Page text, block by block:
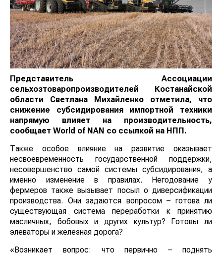
Представитель Ассоциации
сельхозтоваропроизводителей Костанайской
области Светлана Михайленко отметила, что
снижение субсидирования импортной техники
напрямую влияет на производительность,
сообщает World of NANсо ссылкой на НПП.
Также особое влияние на развитие оказывает
несвоевременность государственной поддержки,
несовершенство самой системы субсидирования, а
именно изменение в правилах. Негодование у
фермеров также вызывает посыл о диверсификации
производства. Они задаются вопросом – готова ли
существующая система переработки к принятию
масличных, бобовых и других культур? Готовы ли
элеваторы и железная дорога?
«Возникает вопрос: что первично – поднять